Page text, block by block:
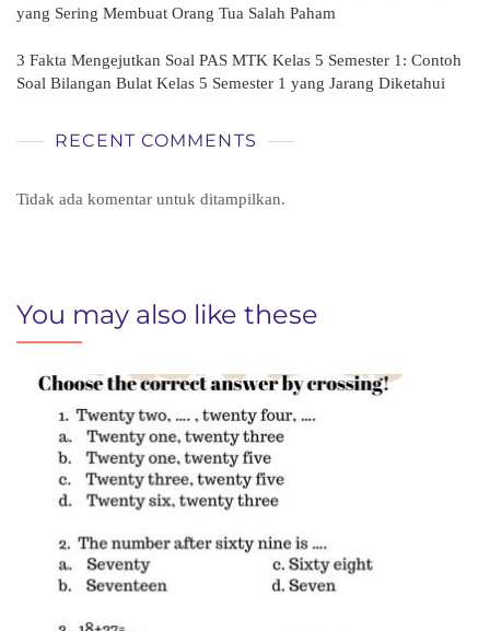
yang Sering Membuat Orang Tua Salah Paham
3 Fakta Mengejutkan Soal PAS MTK Kelas 5 Semester 1: Contoh
Soal Bilangan Bulat Kelas 5 Semester 1 yang Jarang Diketahui
RECENT COMMENTS
Tidak ada komentar untuk ditampilkan.
You may also like these